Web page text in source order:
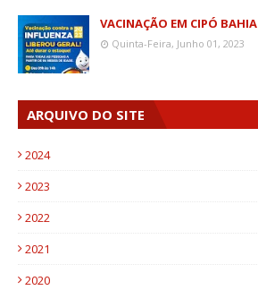
VACINAÇÃO EM CIPÓ BAHIA
Quinta-Feira, Junho 01, 2023
ARQUIVO DO SITE
2024
2023
2022
2021
2020